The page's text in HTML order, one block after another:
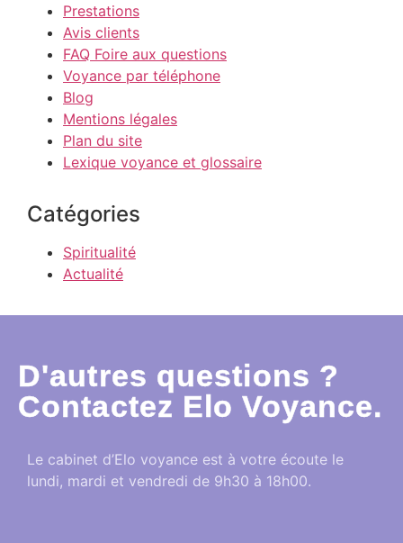
Prestations
Avis clients
FAQ Foire aux questions
Voyance par téléphone
Blog
Mentions légales
Plan du site
Lexique voyance et glossaire
Catégories
Spiritualité
Actualité
D'autres questions ?
Contactez Elo Voyance.
Le cabinet d’Elo voyance est à votre écoute le
lundi, mardi et vendredi de 9h30 à 18h00.